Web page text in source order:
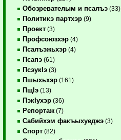
Обозревателым и псалъэ (33)
Политикэ партхэр (9)
Проект (3)
Профсоюзхэр (4)
Псалъэжьхэр (4)
Псапэ (61)
ПсэукIэ (3)
Пшыхьхэр (161)
ПщIэ (13)
ПэкIухэр (36)
Репортаж (7)
Сабийхэм факъыхуеджэ (3)
Спорт (82)